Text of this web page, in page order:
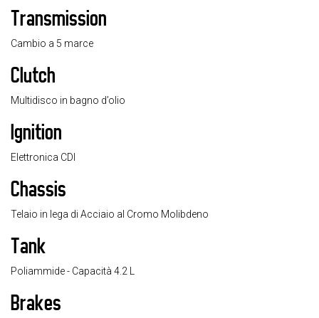
Transmission
Cambio a 5 marce
Clutch
Multidisco in bagno d’olio
Ignition
Elettronica CDI
Chassis
Telaio in lega di Acciaio al Cromo Molibdeno
Tank
Poliammide - Capacità 4.2 L
Brakes